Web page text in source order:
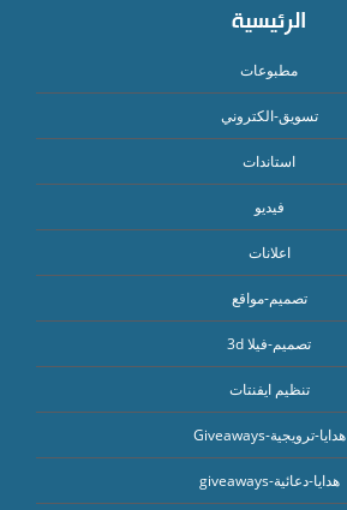
الرئيسية
مطبوعات
تسويق-الكتروني
استاندات
فيديو
اعلانات
تصميم-مواقع
تصميم-فيلا 3d
تنظيم ايفنتات
هدايا-ترويجية-Giveaways
هدايا-دعائية-giveaways